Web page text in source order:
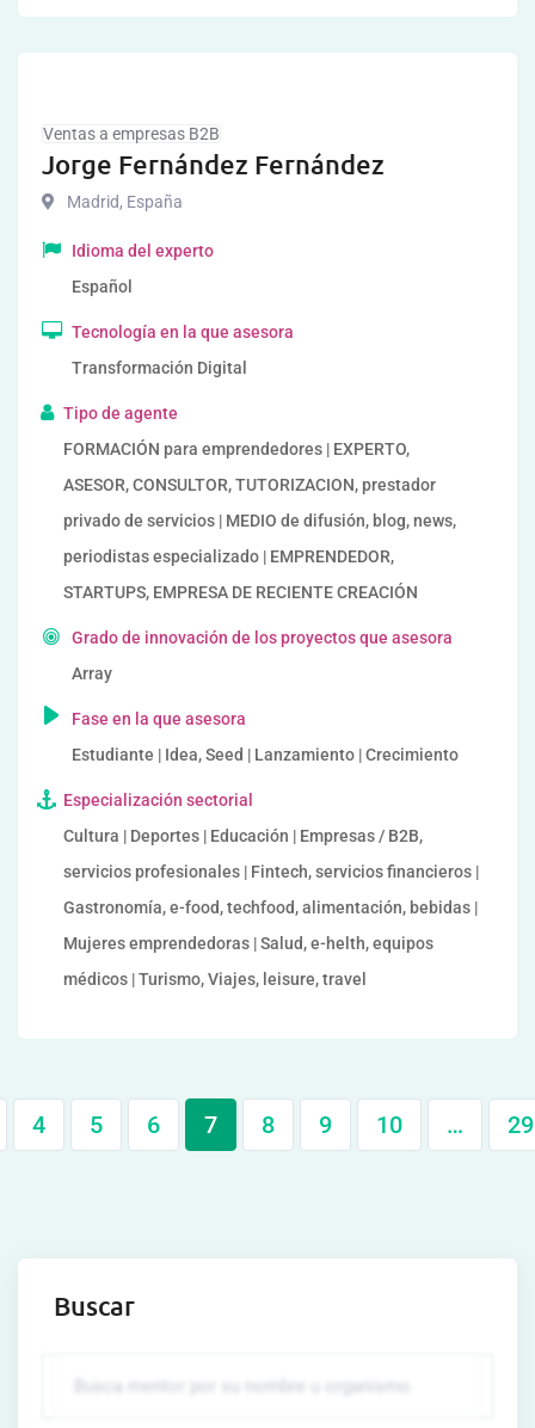
Ventas a empresas B2B
Jorge Fernández Fernández
Madrid, España
Idioma del experto
Español
Tecnología en la que asesora
Transformación Digital
Tipo de agente
FORMACIÓN para emprendedores | EXPERTO,
ASESOR, CONSULTOR, TUTORIZACION, prestador
privado de servicios | MEDIO de difusión, blog, news,
periodistas especializado | EMPRENDEDOR,
STARTUPS, EMPRESA DE RECIENTE CREACIÓN
Grado de innovación de los proyectos que asesora
Array
Fase en la que asesora
Estudiante | Idea, Seed | Lanzamiento | Crecimiento
Especialización sectorial
Cultura | Deportes | Educación | Empresas / B2B,
servicios profesionales | Fintech, servicios financieros |
Gastronomía, e-food, techfood, alimentación, bebidas |
Mujeres emprendedoras | Salud, e-helth, equipos
médicos | Turismo, Viajes, leisure, travel
4 5 6 7 8 9 10 … 29
Buscar